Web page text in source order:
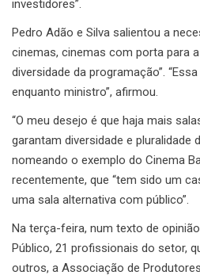
investidores”.
Pedro Adão e Silva salientou a
cinemas, cinemas com porta para
diversidade da programação”.
enquanto ministro”, afirmou.
“O meu desejo é que haja mais
garantam diversidade e pluralidade
nomeando o exemplo do Cinema
recentemente, que “tem sido um
uma sala alternativa com público”.
Na terça-feira, num texto de
Público, 21 profissionais do setor,
outros, a Associação de